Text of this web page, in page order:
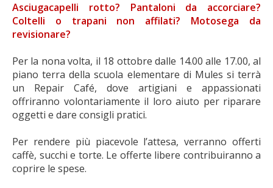
Asciugacapelli rotto? Pantaloni da accorciare?
Coltelli o trapani non affilati? Motosega da
revisionare?
Per la nona volta, il 18 ottobre dalle 14.00 alle 17.00, al
piano terra della scuola elementare di Mules si terrà
un Repair Café, dove artigiani e appassionati
offriranno volontariamente il loro aiuto per riparare
oggetti e dare consigli pratici.
Per rendere più piacevole l’attesa, verranno offerti
caffè, succhi e torte. Le offerte libere contribuiranno a
coprire le spese.